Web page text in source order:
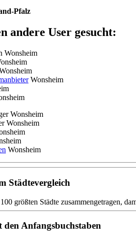
Pfalz
andere User gesucht:
Wonsheim
Wonsheim
Wonsheim
Wonsheim
Wonsheim
Städtevergleich
größten Städte zusammengetragen,
den Anfangsbuchstaben